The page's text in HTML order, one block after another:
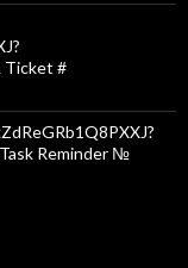
Ticket #
Reminder №